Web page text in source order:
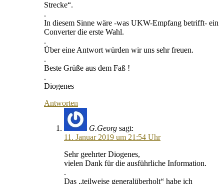
Strecke“.
.
In diesem Sinne wäre -was UKW-Empfang betrifft- ein
Converter die erste Wahl.
.
Über eine Antwort würden wir uns sehr freuen.
.
Beste Grüße aus dem Faß !
.
Diogenes
Antworten
G.Georg sagt:
11. Januar 2019 um 21:54 Uhr
Sehr geehrter Diogenes,
vielen Dank für die ausführliche Information.
.
Das „teilweise generalüberholt“ habe ich